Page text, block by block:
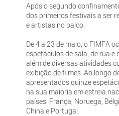
Após o segundo
dos primeiros festivais a ser
e artistas no palco.
De 4 a 23 de maio, o FIMFA
espetáculos de sala, de rua e
além de diversas atividades
exibição de filmes. Ao longo
apresentados quinze
na sua maioria em estreia
países: França, Noruega,
China e Portugal.